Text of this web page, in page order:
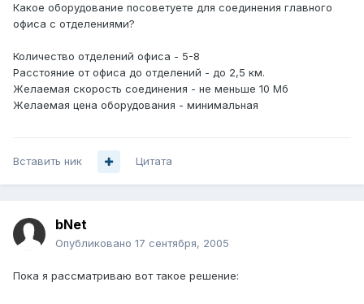
Какое оборудование посоветуете для соединения главного
офиса с отделениями?
Количество отделений офиса - 5-8
Расстояние от офиса до отделений - до 2,5 км.
Желаемая скорость соединения - не меньше 10 Мб
Желаемая цена оборудования - минимальная
Вставить ник Цитата
bNet
Опубликовано 17 сентября, 2005
Пока я рассматриваю вот такое решение: